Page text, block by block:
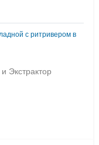
с ритривером в
Экстрактор